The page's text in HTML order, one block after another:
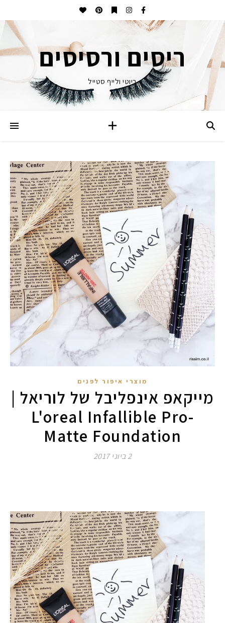
ריסים ורסיסים
ביוטי ולייף סטייל
מוצרי איפור לפנים
מייקאפ אינפליבל של לוריאל |
L'oreal Infallible Pro-
Matte Foundation
2 ביוני 2017